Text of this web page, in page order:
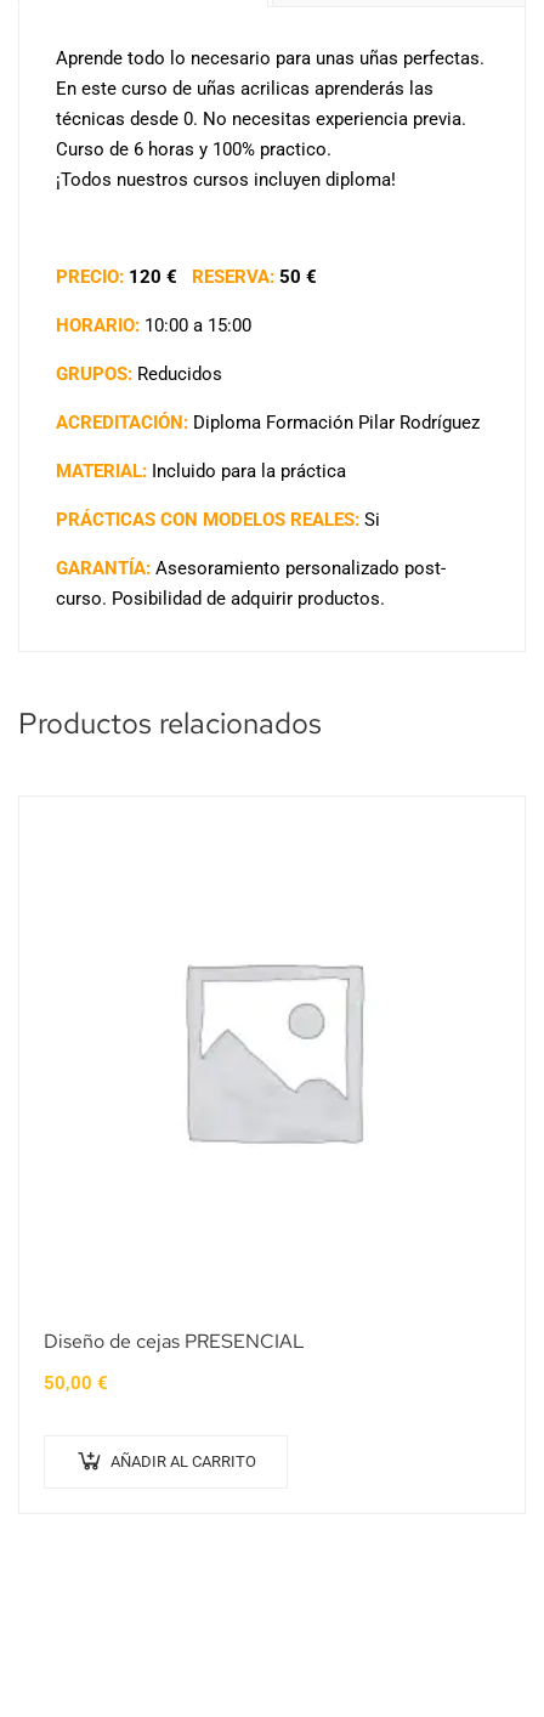
Aprende todo lo necesario para unas uñas perfectas.
En este curso de uñas acrilicas aprenderás las
técnicas desde 0. No necesitas experiencia previa.
Curso de 6 horas y 100% practico.
¡Todos nuestros cursos incluyen diploma!
PRECIO: 120 € RESERVA: 50 €
HORARIO: 10:00 a 15:00
GRUPOS: Reducidos
ACREDITACIÓN: Diploma Formación Pilar Rodríguez
MATERIAL: Incluido para la práctica
PRÁCTICAS CON MODELOS REALES: Si
GARANTÍA: Asesoramiento personalizado post-
curso. Posibilidad de adquirir productos.
Productos relacionados
Diseño de cejas PRESENCIAL
50,00 €
AÑADIR AL CARRITO